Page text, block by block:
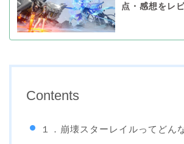
点・感想をレ
Contents
１．崩壊スターレイルってどん